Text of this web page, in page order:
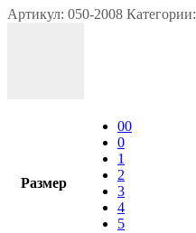
Артикул: 050-2008 Категории:
Размер
00
0
1
2
3
4
5